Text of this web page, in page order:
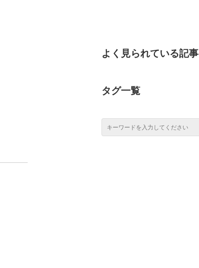
よく見られている記事
タグ一覧